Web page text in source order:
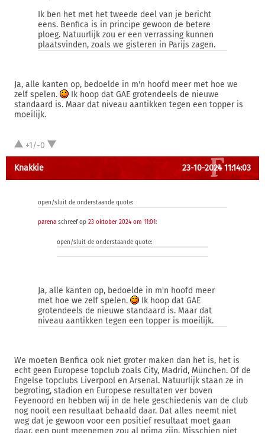
Ik ben het met het tweede deel van je bericht
eens. Benfica is in principe gewoon de betere
ploeg. Natuurlijk zou er een verrassing kunnen
plaatsvinden, zoals we gisteren in Parijs zagen.
Ja, alle kanten op, bedoelde in m'n hoofd meer met hoe we
zelf spelen.
Ik hoop dat GAE grotendeels de nieuwe
standaard is. Maar dat niveau aantikken tegen een topper is
moeilijk.
+1/-0
Knakkie 23-10-2024 11:14:03
open/sluit de onderstaande quote:
parena schreef op 23 oktober 2024 om 11:01:
open/sluit de onderstaande quote:
Ja, alle kanten op, bedoelde in m'n hoofd meer
met hoe we zelf spelen.
Ik hoop dat GAE
grotendeels de nieuwe standaard is. Maar dat
niveau aantikken tegen een topper is moeilijk.
We moeten Benfica ook niet groter maken dan het is, het is
echt geen Europese topclub zoals City, Madrid, München. Of de
Engelse topclubs Liverpool en Arsenal. Natuurlijk staan ze in
begroting, stadion en Europese resultaten ver boven
Feyenoord en hebben wij in de hele geschiedenis van de club
nog nooit een resultaat behaald daar. Dat alles neemt niet
weg dat je gewoon voor een positief resultaat moet gaan
daar, een punt meenemen zou al prima zijn. Misschien niet